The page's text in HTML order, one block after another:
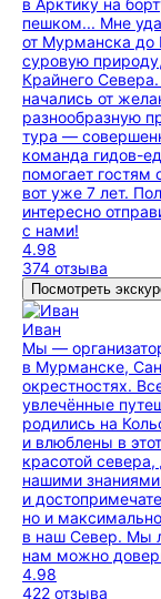
в Арктику на
пешком... Мне
от Мурманска до
суровую
Крайнего
начались от
разнообразную
тура —
команда гидов-
помогает гостям
вот уже 7 лет.
интересно
с нами!
4.98
374 отзыва
Посмотреть
Иван
Мы —
в Мурманске,
окрестностях.
увлечённые
родились на
и влюблены в
красотой
нашими
и
но и
в наш Север. Мы
нам можно
4.98
422 отзыва